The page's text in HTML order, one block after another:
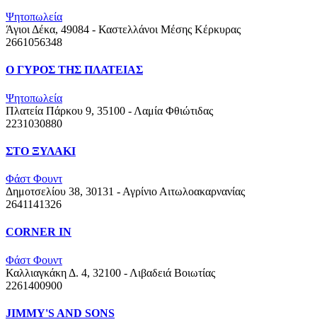
Ψητοπωλεία
Άγιοι Δέκα, 49084 - Καστελλάνοι Μέσης Κέρκυρας
2661056348
Ο ΓΥΡΟΣ ΤΗΣ ΠΛΑΤΕΙΑΣ
Ψητοπωλεία
Πλατεία Πάρκου 9, 35100 - Λαμία Φθιώτιδας
2231030880
ΣΤΟ ΞΥΛΑΚΙ
Φάστ Φουντ
Δημοτσελίου 38, 30131 - Αγρίνιο Αιτωλοακαρνανίας
2641141326
CORNER IN
Φάστ Φουντ
Καλλιαγκάκη Δ. 4, 32100 - Λιβαδειά Βοιωτίας
2261400900
JIMMY'S AND SONS